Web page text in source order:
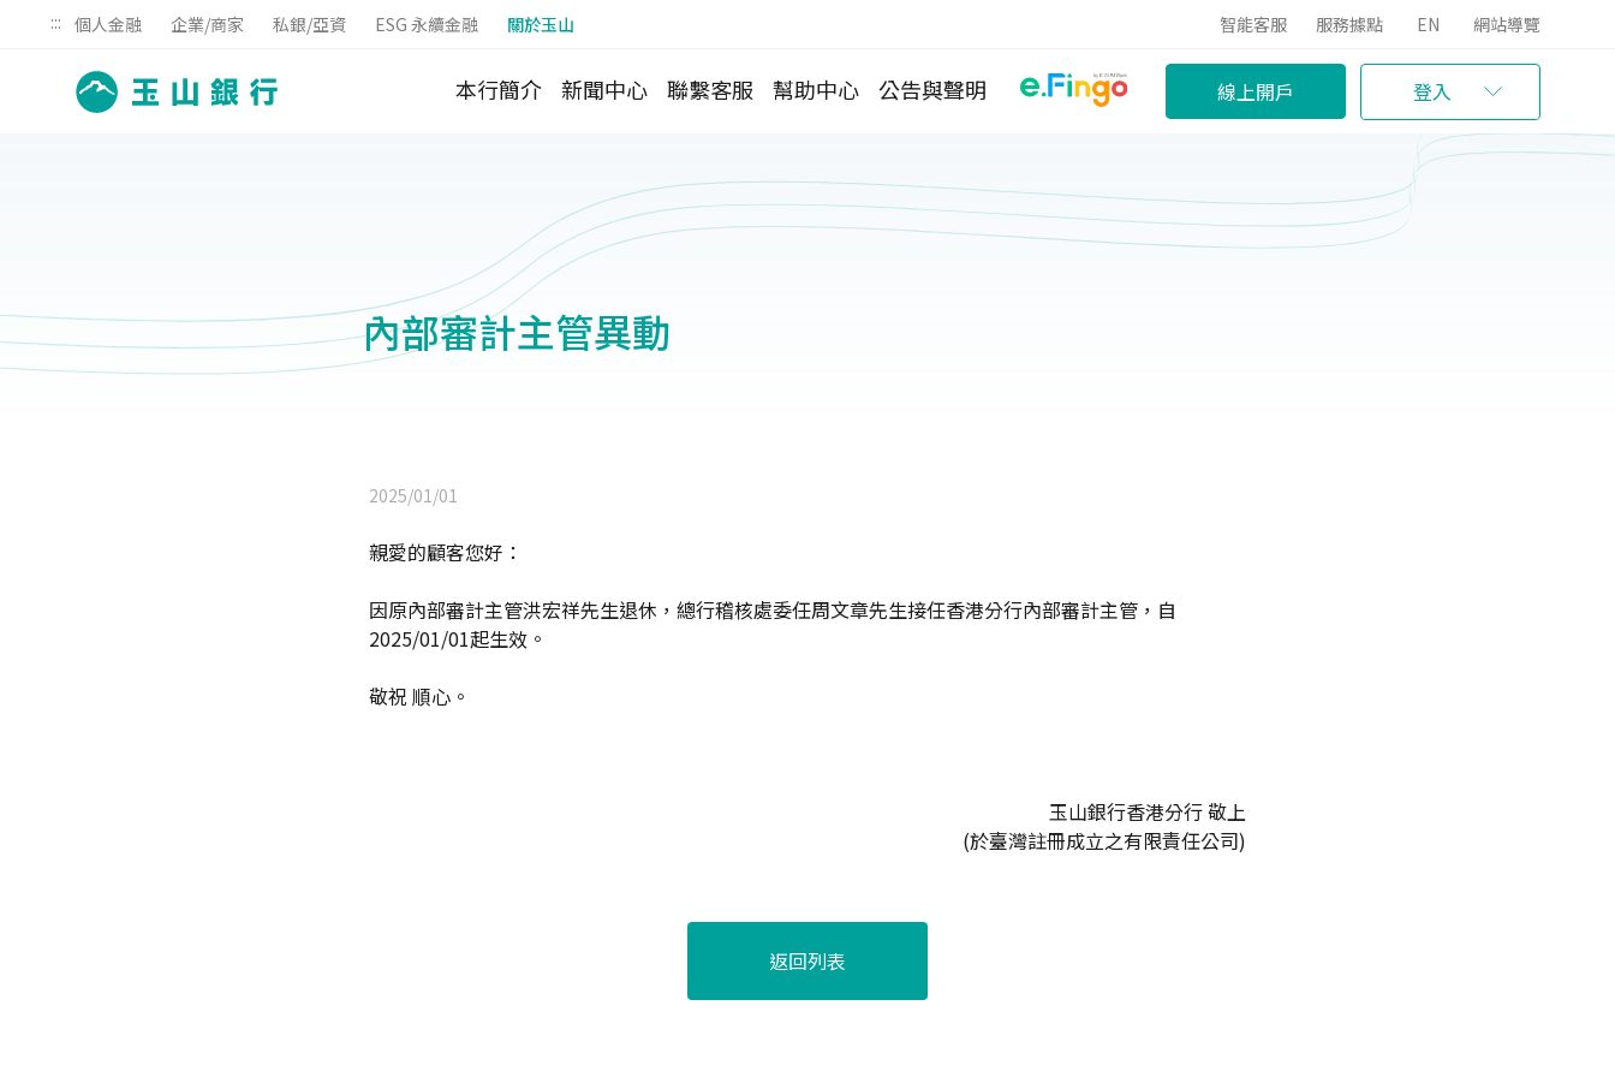
::: 個人金融 企業/商家 私銀/亞資 ESG 永續金融 關於玉山 智能客服 服務據點 EN 網站導覽
本行簡介 新聞中心 聯繫客服 幫助中心 公告與聲明 線上開戶 登入
內部審計主管異動
2025/01/01
親愛的顧客您好：
因原內部審計主管洪宏祥先生退休，總行稽核處委任周文章先生接任香港分行內部審計主管，自
2025/01/01起生效。
敬祝 順心。
玉山銀行香港分行 敬上
(於臺灣註冊成立之有限責任公司)
返回列表